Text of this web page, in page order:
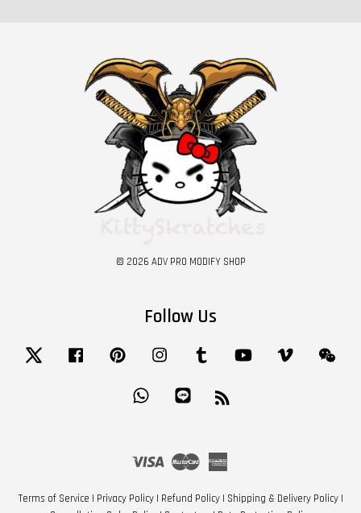
© 2026 ADV PRO MODIFY SHOP
Follow Us
Twitter Facebook Pinterest Instagram Tumblr YouTube Vimeo
Whatsapp
Visa Master
Terms of Service | Privacy Policy| Refund Policy| Shipping & Delivery Policy|